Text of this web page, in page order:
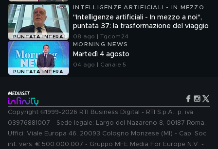
PUNTATA INTERA
INTELLIGENZE ARTIFICIALI - IN MEZZO
A NOI
"Intelligenze artificiali - In mezzo a noi",
puntata 37: la trasformazione del viaggio
08 ago | Tgcom24
PUNTATA INTERA
MORNING NEWS
Martedì 4 agosto
04 ago | Canale 5
Copyright ©1999-2026 RTI Business Digital - RTI S.p.A.: p. iva
03976881007 - Sede legale: Largo del Nazareno 8, 00187 Roma.
Uffici: Viale Europa 46, 20093 Cologno Monzese (MI) - Cap. Soc.
int. vers. € 500.000.007 - Gruppo MFE Media For Europe N.V. -